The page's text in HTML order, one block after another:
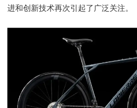
进和创新技术再次引起了广泛关注。